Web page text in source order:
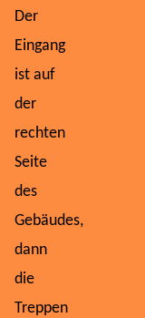
Der
Eingang
ist auf
der
rechten
Seite
des
Gebäudes,
dann
die
Treppen